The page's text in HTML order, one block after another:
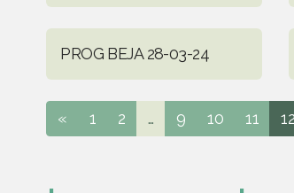
PROG BEJA 28-03-24
« 1 2 ... 9 10 11 12